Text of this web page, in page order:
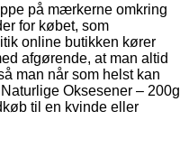
på mærkerne omkring
for købet, som
online butikken kører
afgørende, at man altid
man når som helst kan
Oksesener – 200g
til en kvinde eller